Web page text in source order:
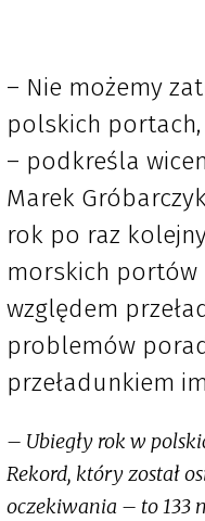
– Nie możemy
polskich
– podkreśla
Marek
rok po raz
morskich
względem
problemów
przeładunkiem
– Ubiegły rok w
Rekord, który został
oczekiwania – to 133